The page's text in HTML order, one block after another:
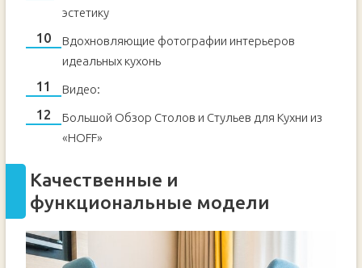
эстетику
Вдохновляющие фотографии интерьеров
идеальных кухонь
Видео:
Большой Обзор Столов и Стульев для Кухни из
«HOFF»
Качественные и
функциональные модели